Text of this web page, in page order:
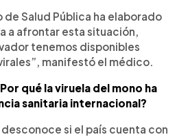
de Salud Pública ha elaborado
a afrontar esta situación,
tenemos disponibles
manifestó el médico.
qué la viruela del mono ha
sanitaria internacional?
si el país cuenta con